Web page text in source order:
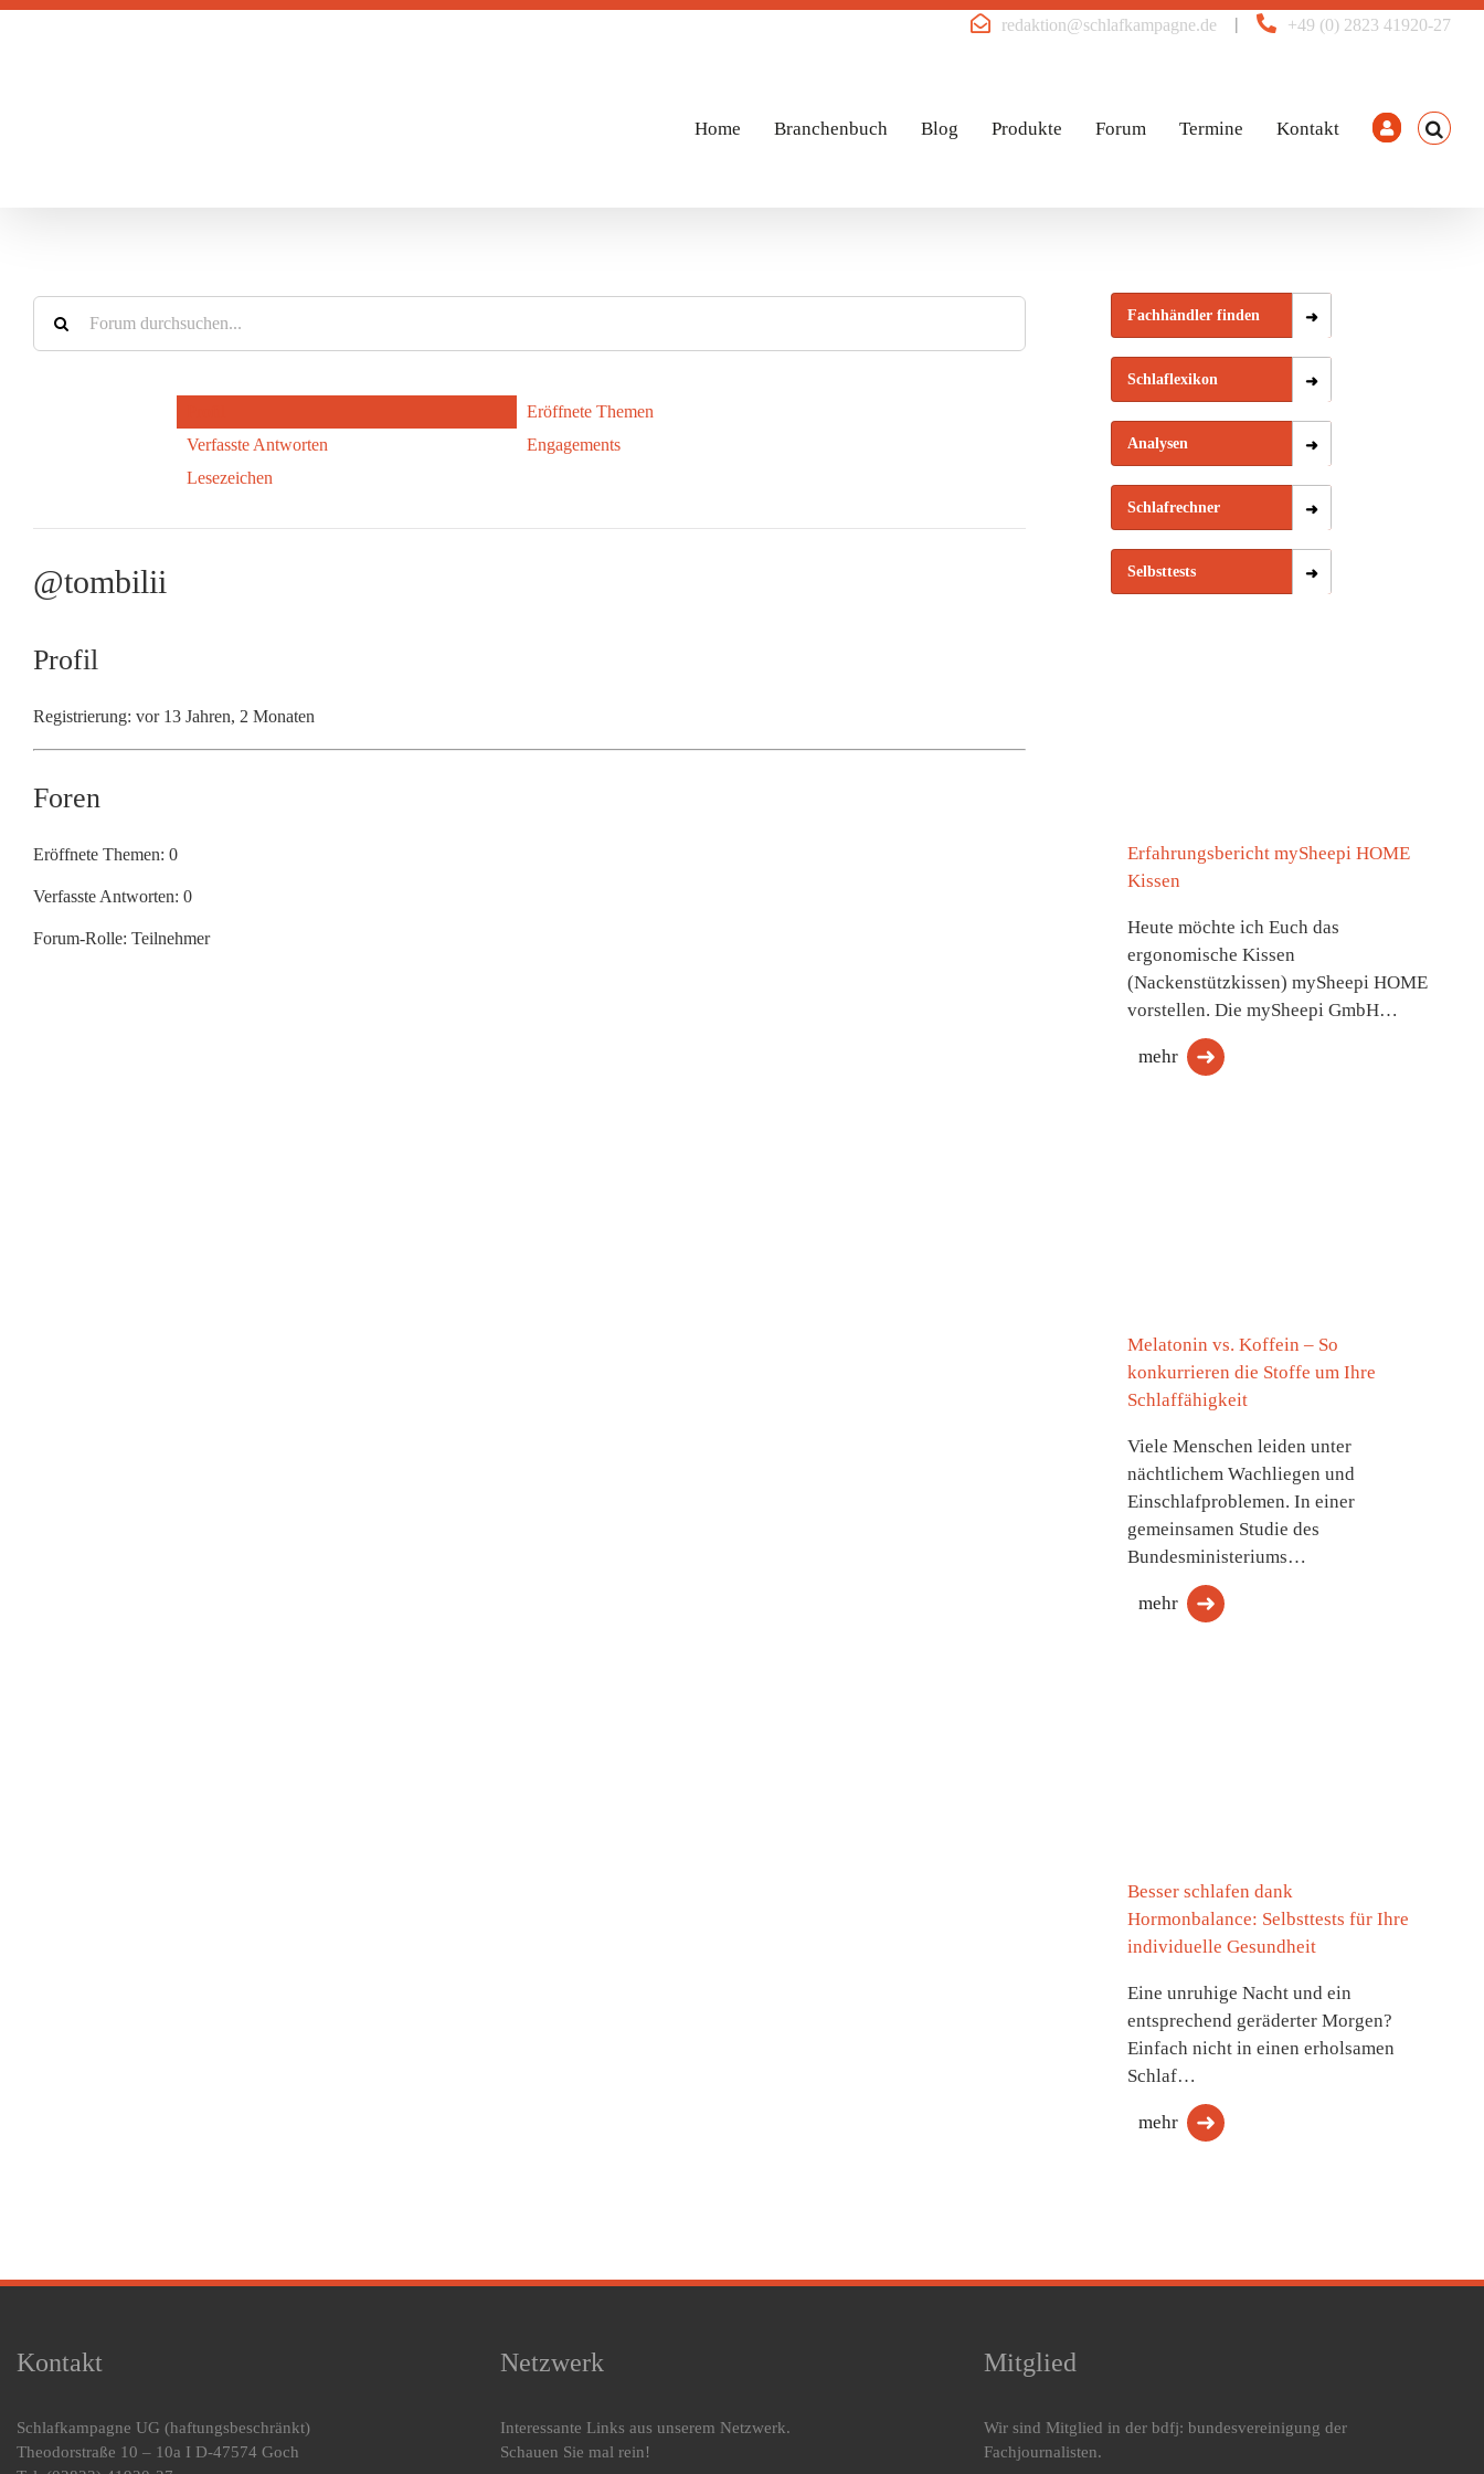
Zum
+49 (0) 2823 41920-27
|
redaktion@schlafkampagne.de
Home Branchenbuch Blog Produkte Forum Termine Kontakt
Eröffnete Themen
Verfasste Antworten
Engagements
Lesezeichen
@tombilii
Profil
Registrierung: vor 13 Jahren, 2 Monaten
Foren
Eröffnete Themen: 0
Verfasste Antworten: 0
Forum-Rolle: Teilnehmer
Fachhändler finden
Schlaflexikon
Analysen
Schlafrechner
Selbsttests
Erfahrungsbericht mySheepi HOME
Kissen
Heute möchte ich Euch das
ergonomische Kissen
(Nackenstützkissen) mySheepi HOME
vorstellen. Die mySheepi GmbH…
mehr
Melatonin vs. Koffein – So
konkurrieren die Stoffe um Ihre
Schlaffähigkeit
Viele Menschen leiden unter
nächtlichem Wachliegen und
Einschlafproblemen. In einer
gemeinsamen Studie des
Bundesministeriums…
mehr
Besser schlafen dank
Hormonbalance: Selbsttests für Ihre
individuelle Gesundheit
Eine unruhige Nacht und ein
entsprechend geräderter Morgen?
Einfach nicht in einen erholsamen
Schlaf…
mehr
Kontakt
Schlafkampagne UG (haftungsbeschränkt)
Theodorstraße 10 – 10a I D-47574 Goch
Netzwerk
Interessante Links aus unserem Netzwerk.
Schauen Sie mal rein!
Mitglied
Wir sind Mitglied in der bdfj: bundesvereinigung der
Fachjournalisten.